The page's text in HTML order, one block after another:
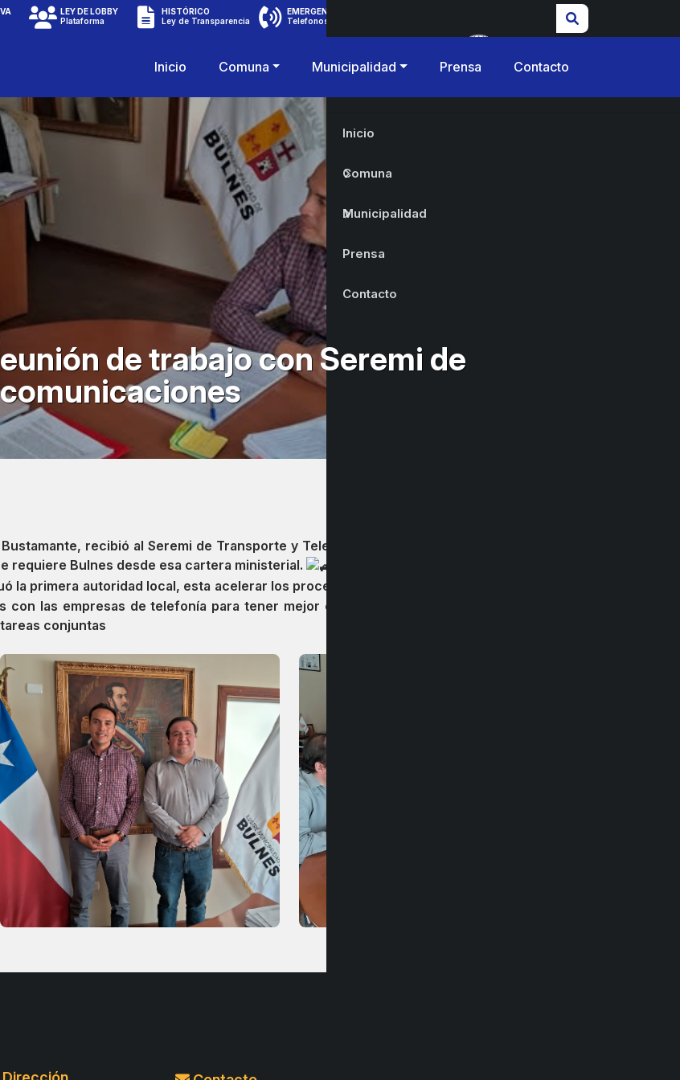
LEY DE LOBBY
Plataforma
HISTÓRICO
Ley de Transparencia
EMERGENCIAS
Telefonos
Inicio Comuna Municipalidad Prensa Contacto
de trabajo con Seremi de
recibió al Seremi de Transporte y Telecomunicaciones de Ñuble – Javier Isla-
requiere Bulnes desde esa cartera ministerial.
la primera autoridad local, esta acelerar los procesos administrativos que aún faltan para
las empresas de telefonía para tener mejor cobertura en Tres Esquinas; apoyar los
conjuntas
Inicio
Comuna
Municipalidad
Prensa
Contacto